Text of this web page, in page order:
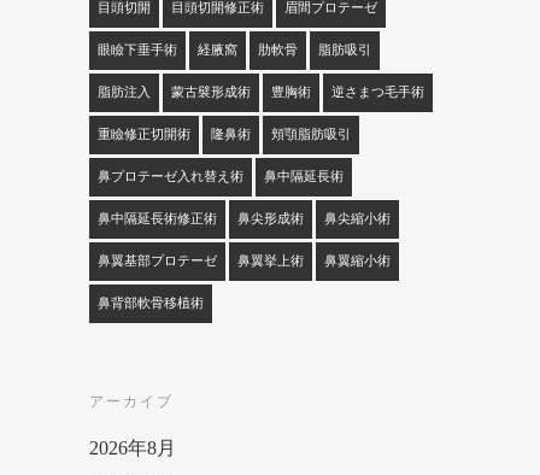
目頭切開 目頭切開修正術 眉間プロテーゼ
眼瞼下垂手術 経腋窩 肋軟骨 脂肪吸引
脂肪注入 蒙古襞形成術 豊胸術 逆さまつ毛手術
重瞼修正切開術 隆鼻術 頬顎脂肪吸引
鼻プロテーゼ入れ替え術 鼻中隔延長術
鼻中隔延長術修正術 鼻尖形成術 鼻尖縮小術
鼻翼基部プロテーゼ 鼻翼挙上術 鼻翼縮小術
鼻背部軟骨移植術
アーカイブ
2026年8月